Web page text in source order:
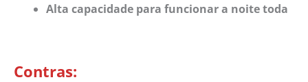
Alta capacidade para funcionar a noite toda
Contras: